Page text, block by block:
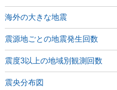
海外の大きな地震
震源地ごとの地震発生回数
震度3以上の地域別観測回数
震央分布図